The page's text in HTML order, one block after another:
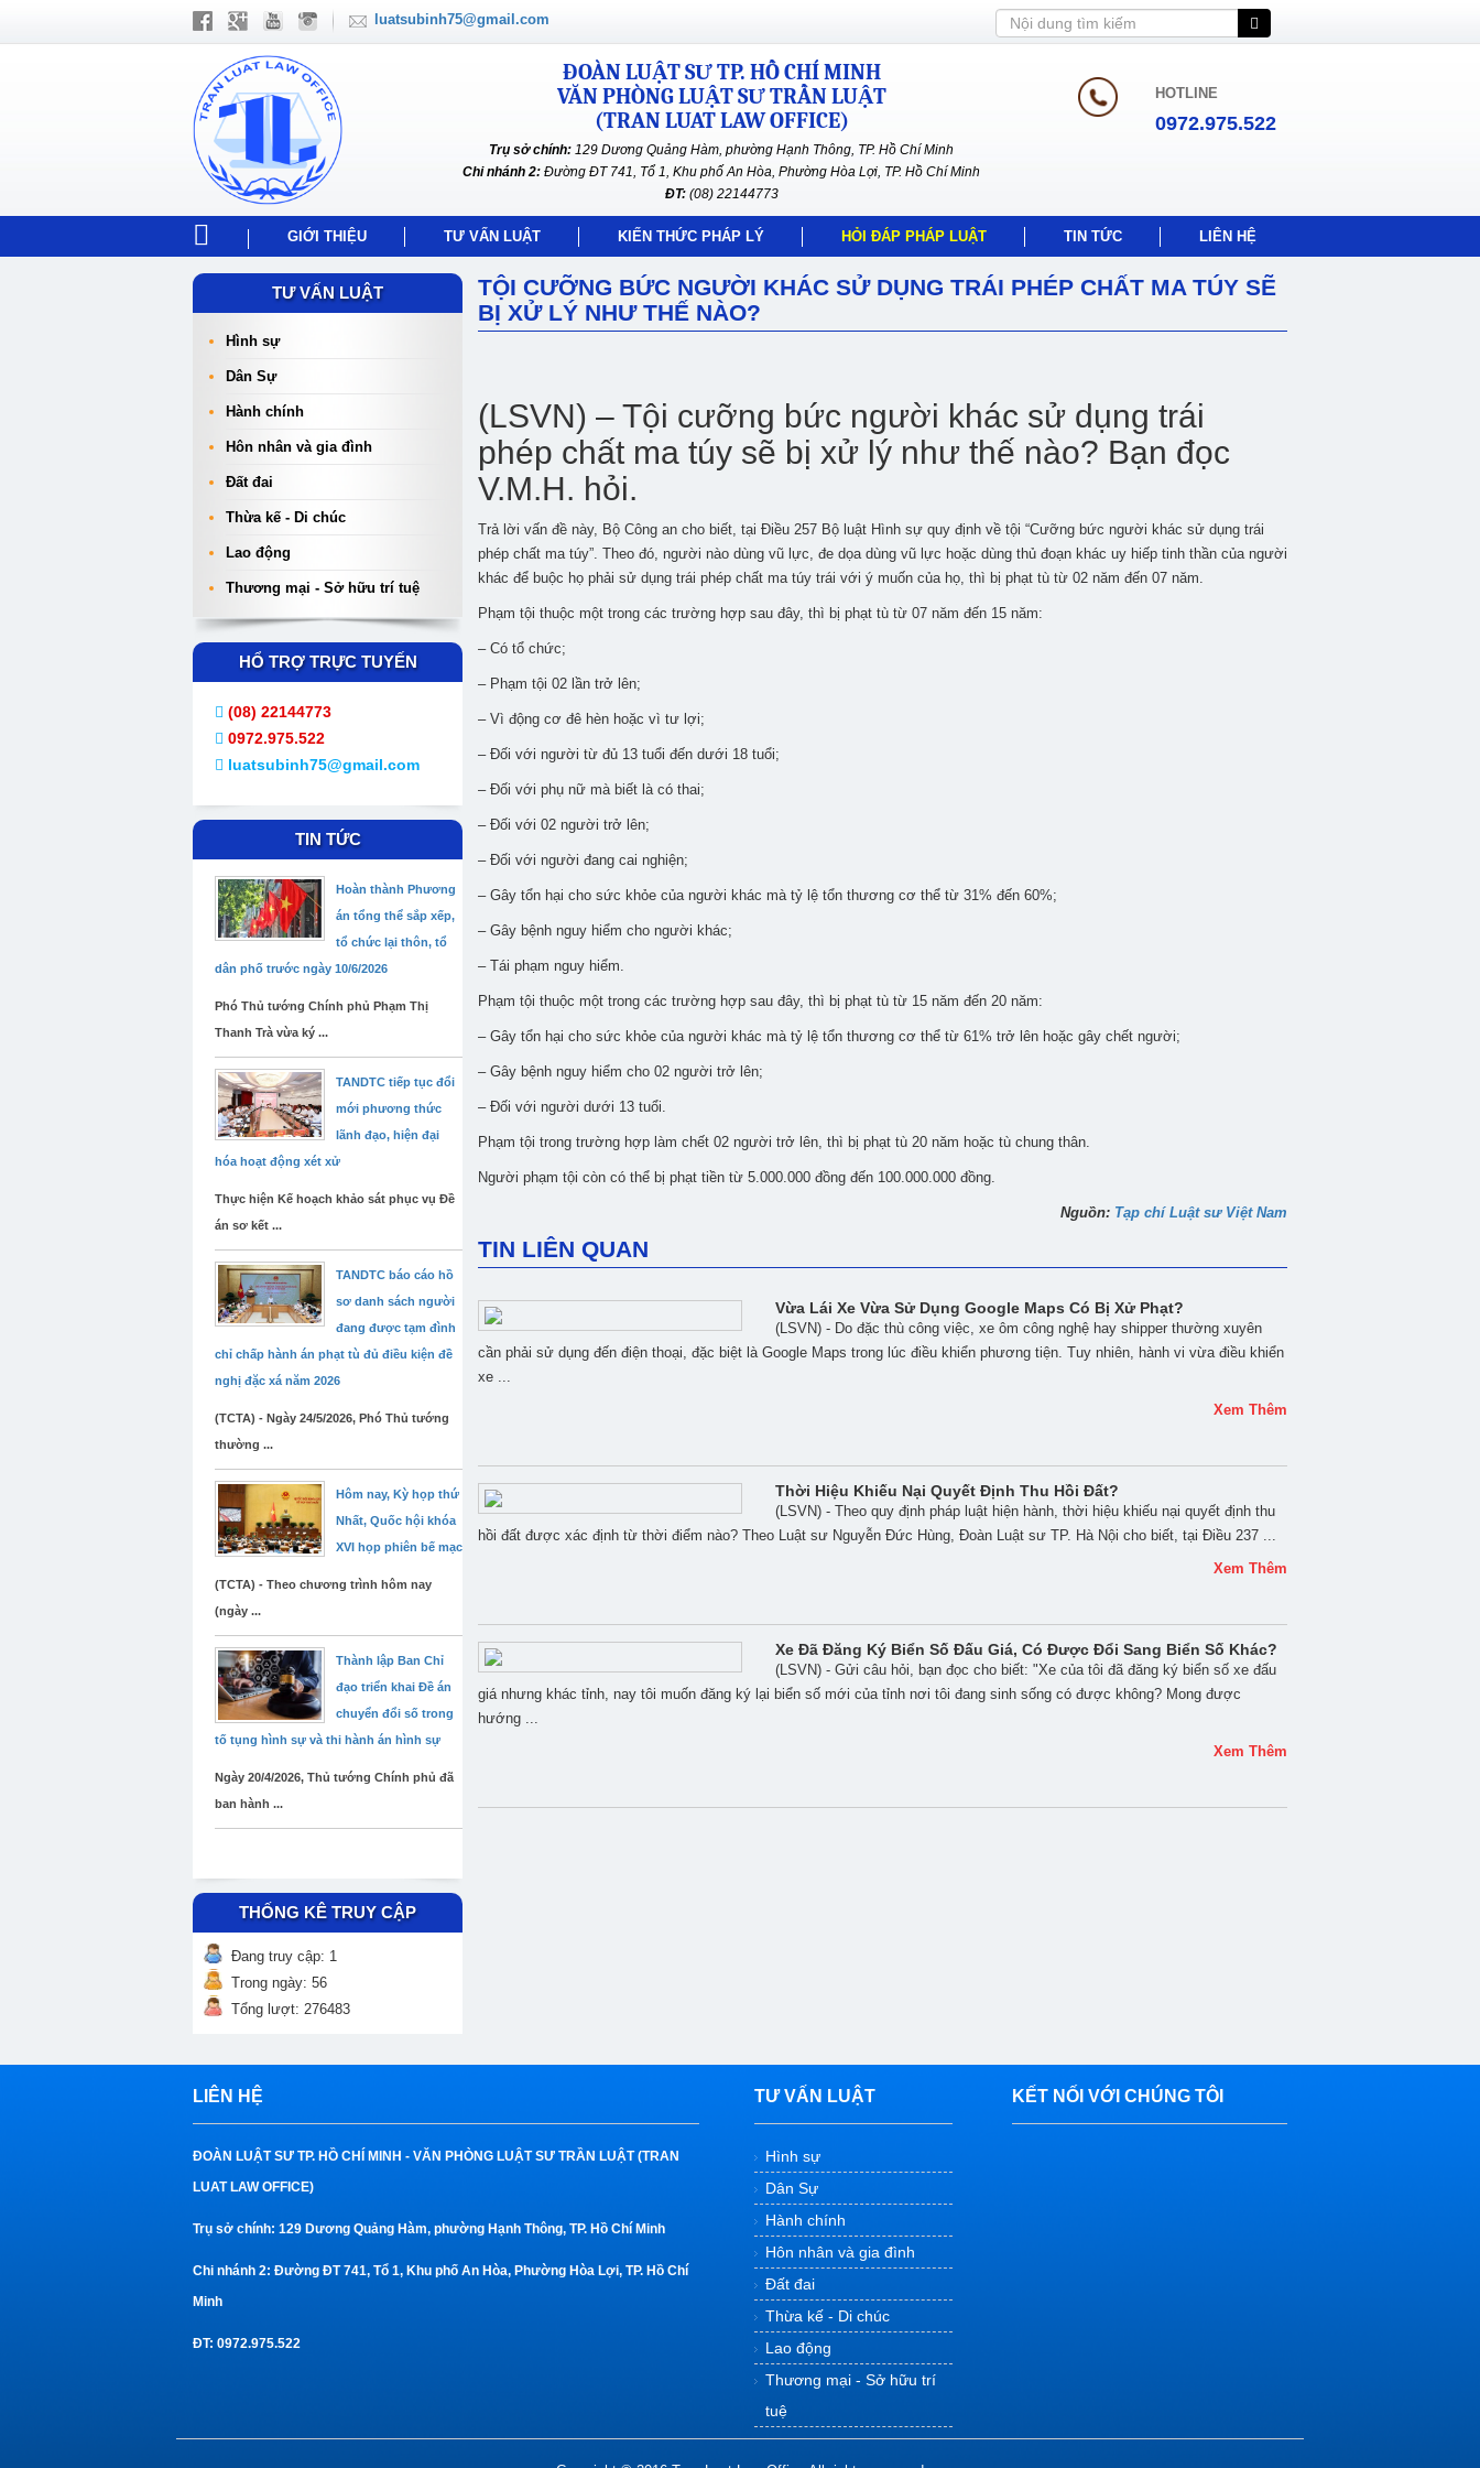
luatsubinh75@gmail.com
ĐOÀN LUẬT SƯ TP. HỒ CHÍ MINH
VĂN PHÒNG LUẬT SƯ TRẦN LUẬT
(TRAN LUAT LAW OFFICE)
Trụ sở chính: 129 Dương Quảng Hàm, phường Hạnh Thông, TP. Hồ Chí Minh
Chi nhánh 2: Đường ĐT 741, Tổ 1, Khu phố An Hòa, Phường Hòa Lợi, TP. Hồ Chí Minh
ĐT: (08) 22144773
HOTLINE
0972.975.522
GIỚI THIỆU TƯ VẤN LUẬT KIẾN THỨC PHÁP LÝ HỎI ĐÁP PHÁP LUẬT TIN TỨC LIÊN HỆ
TƯ VẤN LUẬT
Hình sự
Dân Sự
Hành chính
Hôn nhân và gia đình
Đất đai
Thừa kế - Di chúc
Lao động
Thương mại - Sở hữu trí tuệ
HỔ TRỢ TRỰC TUYẾN
(08) 22144773
0972.975.522
luatsubinh75@gmail.com
TIN TỨC
Hoàn thành Phương
án tổng thể sắp xếp,
tổ chức lại thôn, tổ
dân phố trước ngày 10/6/2026
Phó Thủ tướng Chính phủ Phạm Thị
Thanh Trà vừa ký ...
TANDTC tiếp tục đổi
mới phương thức
lãnh đạo, hiện đại
hóa hoạt động xét xử
Thực hiện Kế hoạch khảo sát phục vụ Đề
án sơ kết ...
TANDTC báo cáo hồ
sơ danh sách người
đang được tạm đình
chỉ chấp hành án phạt tù đủ điều kiện đề
nghị đặc xá năm 2026
(TCTA) - Ngày 24/5/2026, Phó Thủ tướng
thường ...
Hôm nay, Kỳ họp thứ
Nhất, Quốc hội khóa
XVI họp phiên bế mạc
(TCTA) - Theo chương trình hôm nay
(ngày ...
Thành lập Ban Chỉ
đạo triển khai Đề án
chuyển đổi số trong
tố tụng hình sự và thi hành án hình sự
Ngày 20/4/2026, Thủ tướng Chính phủ đã
ban hành ...
THỐNG KÊ TRUY CẬP
Đang truy cập: 1
Trong ngày: 56
Tổng lượt: 276483
TỘI CƯỠNG BỨC NGƯỜI KHÁC SỬ DỤNG TRÁI PHÉP CHẤT MA TÚY SẼ
BỊ XỬ LÝ NHƯ THẾ NÀO?
(LSVN) – Tội cưỡng bức người khác sử dụng trái
phép chất ma túy sẽ bị xử lý như thế nào? Bạn đọc
V.M.H. hỏi.
Trả lời vấn đề này, Bộ Công an cho biết, tại Điều 257 Bộ luật Hình sự quy định về tội “Cưỡng bức người khác sử dụng trái
phép chất ma túy”. Theo đó, người nào dùng vũ lực, đe dọa dùng vũ lực hoặc dùng thủ đoạn khác uy hiếp tinh thần của người
khác để buộc họ phải sử dụng trái phép chất ma túy trái với ý muốn của họ, thì bị phạt tù từ 02 năm đến 07 năm.
Phạm tội thuộc một trong các trường hợp sau đây, thì bị phạt tù từ 07 năm đến 15 năm:
– Có tổ chức;
– Phạm tội 02 lần trở lên;
– Vì động cơ đê hèn hoặc vì tư lợi;
– Đối với người từ đủ 13 tuổi đến dưới 18 tuổi;
– Đối với phụ nữ mà biết là có thai;
– Đối với 02 người trở lên;
– Đối với người đang cai nghiện;
– Gây tổn hại cho sức khỏe của người khác mà tỷ lệ tổn thương cơ thể từ 31% đến 60%;
– Gây bệnh nguy hiểm cho người khác;
– Tái phạm nguy hiểm.
Phạm tội thuộc một trong các trường hợp sau đây, thì bị phạt tù từ 15 năm đến 20 năm:
– Gây tổn hại cho sức khỏe của người khác mà tỷ lệ tổn thương cơ thể từ 61% trở lên hoặc gây chết người;
– Gây bệnh nguy hiểm cho 02 người trở lên;
– Đối với người dưới 13 tuổi.
Phạm tội trong trường hợp làm chết 02 người trở lên, thì bị phạt tù 20 năm hoặc tù chung thân.
Người phạm tội còn có thể bị phạt tiền từ 5.000.000 đồng đến 100.000.000 đồng.
Nguồn: Tạp chí Luật sư Việt Nam
TIN LIÊN QUAN
Vừa Lái Xe Vừa Sử Dụng Google Maps Có Bị Xử Phạt?
(LSVN) - Do đặc thù công việc, xe ôm công nghệ hay shipper thường xuyên
cần phải sử dụng đến điện thoại, đặc biệt là Google Maps trong lúc điều khiển phương tiện. Tuy nhiên, hành vi vừa điều khiển
xe ...
Xem Thêm
Thời Hiệu Khiếu Nại Quyết Định Thu Hồi Đất?
(LSVN) - Theo quy định pháp luật hiện hành, thời hiệu khiếu nại quyết định thu
hồi đất được xác định từ thời điểm nào? Theo Luật sư Nguyễn Đức Hùng, Đoàn Luật sư TP. Hà Nội cho biết, tại Điều 237 ...
Xem Thêm
Xe Đã Đăng Ký Biển Số Đấu Giá, Có Được Đổi Sang Biển Số Khác?
(LSVN) - Gửi câu hỏi, bạn đọc cho biết: "Xe của tôi đã đăng ký biển số xe đấu
giá nhưng khác tỉnh, nay tôi muốn đăng ký lại biển số mới của tỉnh nơi tôi đang sinh sống có được không? Mong được
hướng ...
Xem Thêm
LIÊN HỆ
ĐOÀN LUẬT SƯ TP. HỒ CHÍ MINH - VĂN PHÒNG LUẬT SƯ TRẦN LUẬT(TRAN
LUAT LAW OFFICE)
Trụ sở chính: 129 Dương Quảng Hàm, phường Hạnh Thông, TP. Hồ Chí Minh
Chi nhánh 2: Đường ĐT 741, Tổ 1, Khu phố An Hòa, Phường Hòa Lợi, TP. Hồ Chí
Minh
ĐT: 0972.975.522
TƯ VẤN LUẬT
Hình sự
Dân Sự
Hành chính
Hôn nhân và gia đình
Đất đai
Thừa kế - Di chúc
Lao động
Thương mại - Sở hữu trí
tuệ
KẾT NỐI VỚI CHÚNG TÔI